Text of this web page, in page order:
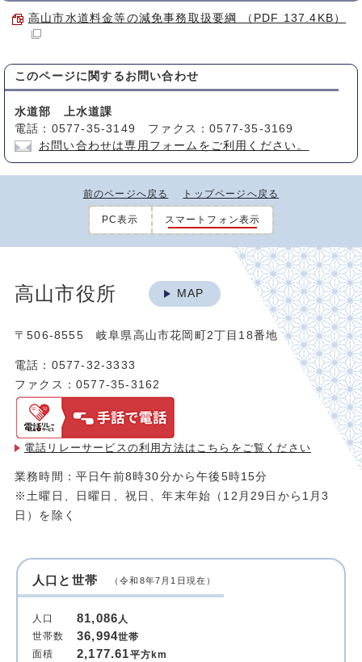
高山市水道料金等の減免事務取扱要綱 （PDF 137.4KB）
このページに関する お問い合わせ
水道部 上水道課
電話：0577-35-3149 ファクス：0577-35-3169
お問い合わせは専用フォームをご利用ください。
前のページへ戻る トップページへ戻る
PC表示 スマートフォン表示
高山市役所 MAP
〒506-8555 岐阜県高山市花岡町2丁目18番地
電話：0577-32-3333
ファクス：0577-35-3162
電話リレーサービスの利用方法は こちらをご覧ください
業務時間：平日午前8時30分から午後5時15分
※土曜日、日曜日、祝日、年末年始（12月29日から1月3
日）を除く
人口と世帯 （令和8年7月1日現在）
人口 81,086人
世帯数
36,994世帯
面積
2,177.61平方km